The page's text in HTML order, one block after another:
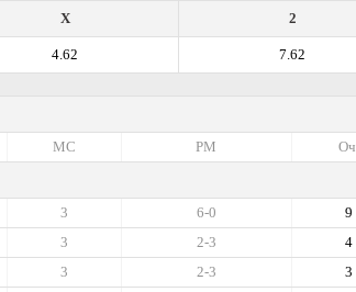
2
X
7.62
4.62
РМ
МС
9
6-0
3
4
2-3
3
3
2-3
3